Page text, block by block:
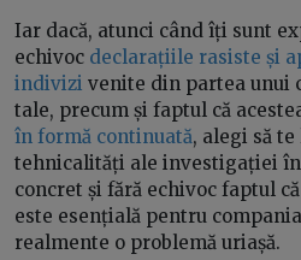
Iar dacă, atunci când îți sunt
echivoc declarațiile rasiste și
indivizi venite din partea unui
tale, precum și faptul că
în formă continuată, alegi să
tehnicalități ale investigației în
concret și fără echivoc faptul
este esențială pentru
realmente o problemă uriașă.